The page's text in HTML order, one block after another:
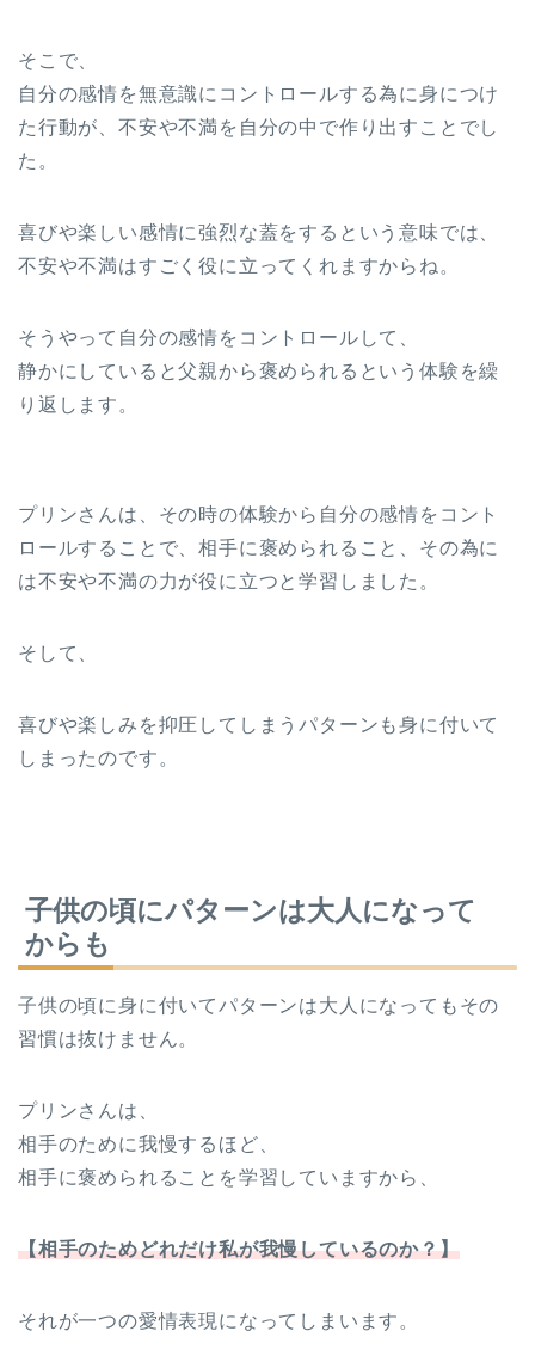
そこで、
自分の感情を無意識にコントロールする為に身につけ
た行動が、不安や不満を自分の中で作り出すことでし
た。
喜びや楽しい感情に強烈な蓋をするという意味では、
不安や不満はすごく役に立ってくれますからね。
そうやって自分の感情をコントロールして、
静かにしていると父親から褒められるという体験を繰
り返します。
プリンさんは、その時の体験から自分の感情をコント
ロールすることで、相手に褒められること、その為に
は不安や不満の力が役に立つと学習しました。
そして、
喜びや楽しみを抑圧してしまうパターンも身に付いて
しまったのです。
子供の頃にパターンは大人になって
からも
子供の頃に身に付いてパターンは大人になってもその
習慣は抜けません。
プリンさんは、
相手のために我慢するほど、
相手に褒められることを学習していますから、
【相手のためどれだけ私が我慢しているのか？】
それが一つの愛情表現になってしまいます。